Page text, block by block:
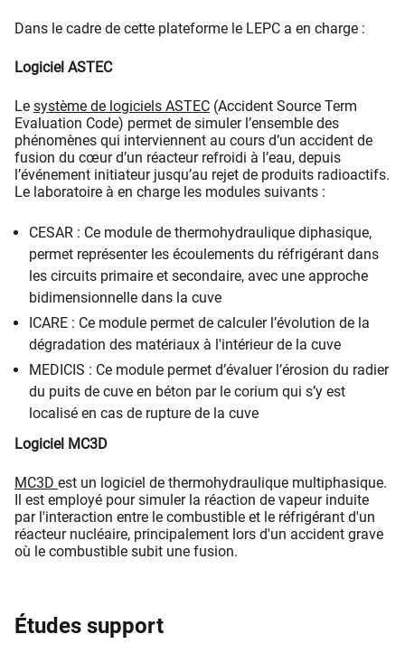
Dans le cadre de cette plateforme le LEPC a en charge :
Logiciel ASTEC
Le système de logiciels ASTEC (Accident Source Term
Evaluation Code) permet de simuler l’ensemble des
phénomènes qui interviennent au cours d’un accident de
fusion du cœur d’un réacteur refroidi à l’eau, depuis
l’événement initiateur jusqu’au rejet de produits radioactifs.
Le laboratoire à en charge les modules suivants :
CESAR : Ce module de thermohydraulique diphasique,
permet représenter les écoulements du réfrigérant dans
les circuits primaire et secondaire, avec une approche
bidimensionnelle dans la cuve
ICARE : Ce module permet de calculer l’évolution de la
dégradation des matériaux à l'intérieur de la cuve
MEDICIS : Ce module permet d’évaluer l’érosion du radier
du puits de cuve en béton par le corium qui s’y est
localisé en cas de rupture de la cuve
Logiciel MC3D
MC3D est un logiciel de thermohydraulique multiphasique.
Il est employé pour simuler la réaction de vapeur induite
par l'interaction entre le combustible et le réfrigérant d'un
réacteur nucléaire, principalement lors d'un accident grave
où le combustible subit une fusion.
Études support